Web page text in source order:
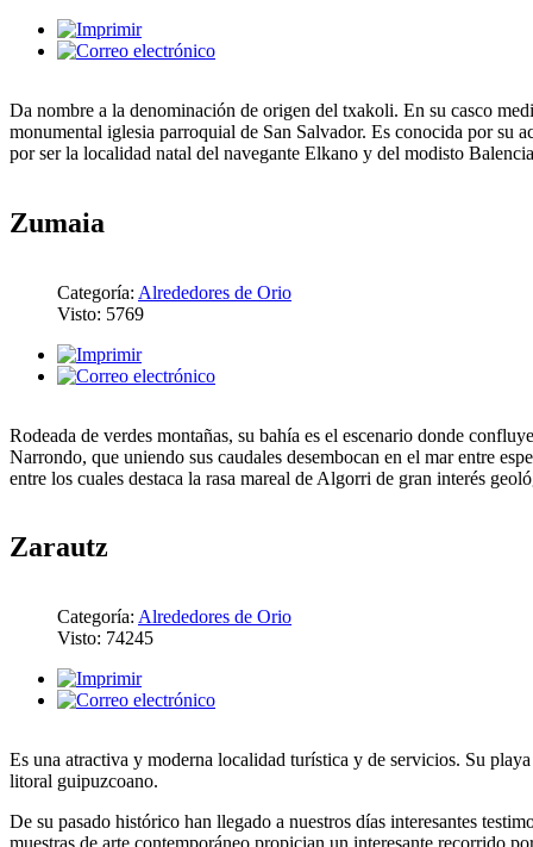
Da nombre a la denominación de origen del txakoli. En su casco
monumental iglesia parroquial de San Salvador. Es conocida por su
por ser la localidad natal del navegante Elkano y del modisto
Zumaia
Categoría: Alrededores de Orio
Visto: 5769
Rodeada de verdes montañas, su bahía es el escenario donde
Narrondo, que uniendo sus caudales desembocan en el mar entre
entre los cuales destaca la rasa mareal de Algorri de gran interés
Zarautz
Categoría: Alrededores de Orio
Visto: 74245
Es una atractiva y moderna localidad turística y de servicios. Su
litoral guipuzcoano.
De su pasado histórico han llegado a nuestros días interesantes